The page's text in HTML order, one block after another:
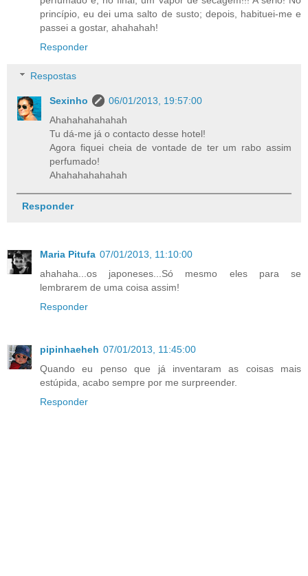
princípio, eu dei uma salto de susto; depois, habituei-me e
passei a gostar, ahahahah!
Responder
Respostas
Sexinho
06/01/2013, 19:57:00
Ahahahahahahah
Tu dá-me já o contacto desse hotel!
Agora fiquei cheia de vontade de ter um rabo assim
perfumado!
Ahahahahahahah
Responder
Maria Pitufa 07/01/2013, 11:10:00
ahahaha...os japoneses...Só mesmo eles para se
lembrarem de uma coisa assim!
Responder
pipinhaeheh 07/01/2013, 11:45:00
Quando eu penso que já inventaram as coisas mais
estúpida, acabo sempre por me surpreender.
Responder